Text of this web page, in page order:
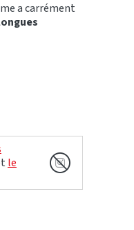
a carrément
le